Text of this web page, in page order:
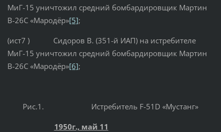
МиГ-15 уничтожил средний бомбардировщик Мартин
B-26С «Мародёр»[5];
(ист7 ) Сидоров В. (351-й ИАП) на истребителе
МиГ-15 уничтожил средний бомбардировщик Мартин
B-26С «Мародёр»[6];
Рис.1. Истребитель F-51D «Мустанг»
1950г., май 11